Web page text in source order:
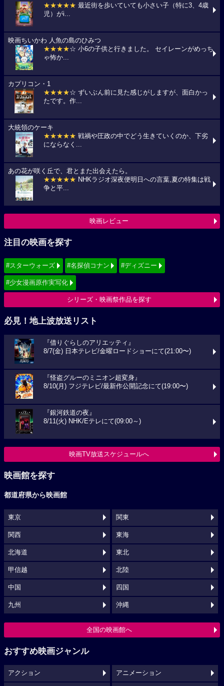
★★★★★ 最近街を歩いていても小さい子（特に3、4歳
児）がi...
映画ちいかわ 人魚の島のひみつ
★★★★☆ 小6の子供と行きました。 セイレーンがめっち
ゃ怖か...
カプリコン・1
★★★★☆ ずいぶん前に見た感じがしますが、面白かっ
たです。作...
大統領のケーキ
★★★★★ 戦禍や圧政の中でどう生きていくのか、下劣
にならなく...
あの花が咲く丘で、君とまた出会えたら。
★★★★★ NHKラジオ深夜便明日への言葉,夏の特集は戦
争と平...
映画レビュー
注目の映画を探す
#スターウォーズ #名探偵コナン #ディズニー
#少女漫画原作実写化
シリーズ・映画祭作品を探す
必見！地上波放送リスト
『借りぐらしのアリエッティ』
8/7(金) 日本テレビ/金曜ロードショーにて(21:00〜)
『怪盗グルーのミニオン超変身』
8/10(月) フジテレビ/最新作公開記念にて(19:00〜)
『銀河鉄道の夜』
8/11(火) NHK/Eテレにて(09:00～)
映画TV放送スケジュールへ
映画館を探す
都道府県から映画館
東京 関東
関西 東海
北海道 東北
甲信越 北陸
中国 四国
九州 沖縄
全国の映画館へ
おすすめ映画ジャンル
アクション アニメーション